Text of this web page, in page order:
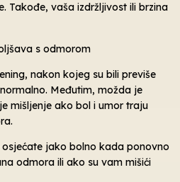
Takođe, vaša izdržljivost ili brzina
s odmorom
nakon kojeg su bili previše
Međutim, možda je
mišljenje ako bol i umor traju
jako bolno kada ponovno
odmora ili ako su vam mišići